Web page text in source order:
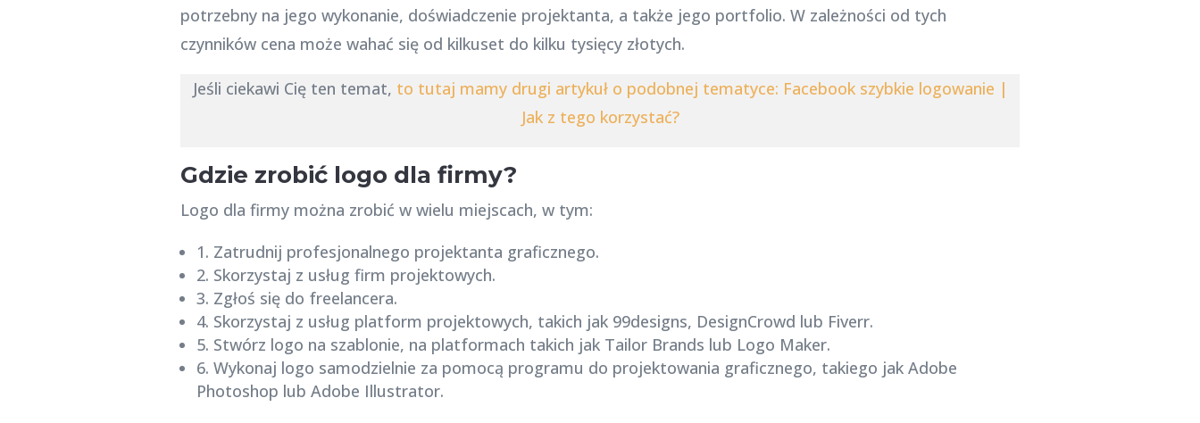
potrzebny na jego wykonanie, doświadczenie projektanta, a także jego portfolio. W zależności od tych
czynników cena może wahać się od kilkuset do kilku tysięcy złotych.
Jeśli ciekawi Cię ten temat, to tutaj mamy drugi artykuł o podobnej tematyce: Facebook szybkie logowanie |
Jak z tego korzystać?
Gdzie zrobić logo dla firmy?
Logo dla firmy można zrobić w wielu miejscach, w tym:
1. Zatrudnij profesjonalnego projektanta graficznego.
2. Skorzystaj z usług firm projektowych.
3. Zgłoś się do freelancera.
4. Skorzystaj z usług platform projektowych, takich jak 99designs, DesignCrowd lub Fiverr.
5. Stwórz logo na szablonie, na platformach takich jak Tailor Brands lub Logo Maker.
6. Wykonaj logo samodzielnie za pomocą programu do projektowania graficznego, takiego jak Adobe
Photoshop lub Adobe Illustrator.